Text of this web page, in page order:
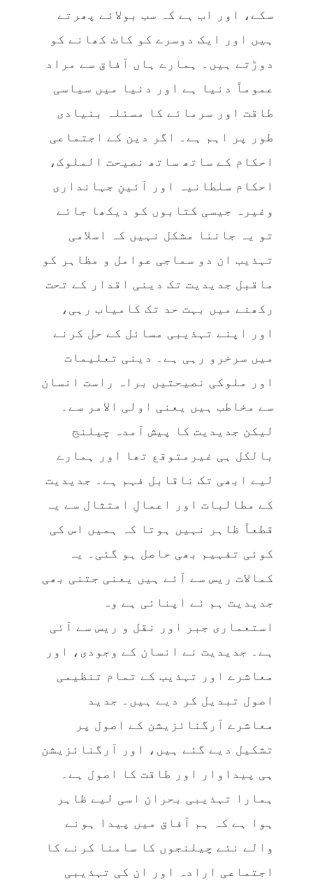
سکے، اور اب ہے کہ سب بولائے پھرتے
ہیں اور ایک دوسرے کو کاٹ کھانے کو
دوڑتے ہیں۔ ہمارے ہاں آفاق سے مراد
عموماً دنیا ہے اور دنیا میں سیاسی
طاقت اور سرمائے کا مسئلہ بنیادی
طور پر اہم ہے۔ اگر دین کے اجتماعی
احکام کے ساتھ ساتھ نصیحت الملوک،
احکام سلطانیہ اور آئینِ جہانداری
وغیرہ جیسی کتابوں کو دیکھا جائے
تو یہ جاننا مشکل نہیں کہ اسلامی
تہذیب ان دو سماجی عوامل و مظاہر کو
ماقبل جدیدیت تک دینی اقدار کے تحت
رکھنے میں بہت حد تک کامیاب رہی،
اور اپنے تہذیبی مسائل کے حل کرنے
میں سرخرو رہی ہے۔ دینی تعلیمات
اور ملوکی نصیحتیں براہ راست انسان
سے مخاطب ہیں یعنی اولی الامر سے۔
لیکن جدیدیت کا پیش آمدہ چیلنج
بالکل ہی غیرمتوقع تھا اور ہمارے
لیے ابھی تک ناقابل فہم ہے۔ جدیدیت
کے مطالبات اور اعمالِ امتثال سے یہ
قطعاً ظاہر نہیں ہوتا کہ ہمیں اس کی
کوئی تفہیم بھی حاصل ہو گئی۔ یہ
کمالات ریس سے آئے ہیں یعنی جتنی بھی
جدیدیت ہم نے اپنائی ہے وہ
استعماری جبر اور نقل و ریس سے آئی
ہے۔ جدیدیت نے انسان کے وجودی، اور
معاشرے اور تہذیب کے تمام تنظیمی
اصول تبدیل کر دیے ہیں۔ جدید
معاشرے آرگنائزیشن کے اصول پر
تشکیل دیے گئے ہیں، اور آرگنائزیشن
ہی پیداوار اور طاقت کا اصول ہے۔
ہمارا تہذیبی بحران اسی لیے ظاہر
ہوا ہے کہ ہم آفاق میں پیدا ہونے
والے نئے چیلنجوں کا سامنا کرنے کا
اجتماعی ارادہ اور ان کی تہذیبی